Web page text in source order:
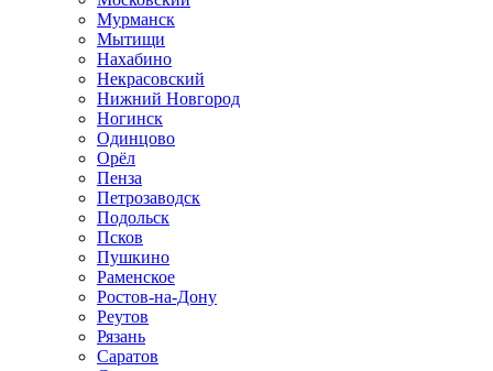
Мурманск
Мытищи
Нахабино
Некрасовский
Нижний Новгород
Ногинск
Одинцово
Орёл
Пенза
Петрозаводск
Подольск
Псков
Пушкино
Раменское
Ростов-на-Дону
Реутов
Рязань
Саратов